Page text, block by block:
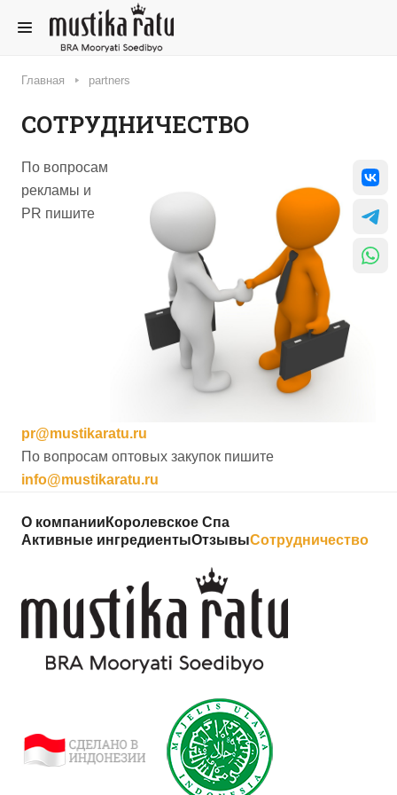
Главная partners
СОТРУДНИЧЕСТВО
По вопросам
рекламы и
PR пишите
pr@mustikaratu.ru
По вопросам оптовых закупок пишите
info@mustikaratu.ru
О компании Королевское Спа
Активные ингредиентыОтзывыСотрудничество